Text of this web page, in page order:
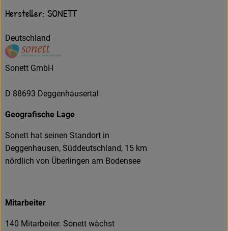
Hersteller: SONETT
Deutschland
Sonett GmbH
D 88693 Deggenhausertal
Geografische Lage
Sonett hat seinen Standort in
Deggenhausen, Süddeutschland, 15 km
nördlich von Überlingen am Bodensee
Mitarbeiter
140 Mitarbeiter. Sonett wächst